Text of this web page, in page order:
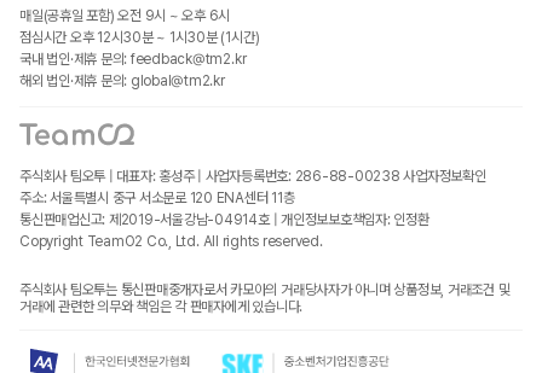
매일(공휴일 포함) 오전 9시 ~ 오후 6시
점심시간 오후 12시30분 ~ 1시30분 (1시간)
국내 법인·제휴 문의: feedback@tm2.kr
해외 법인·제휴 문의: global@tm2.kr
주식회사 팀오투 | 대표자: 홍성주 | 사업자등록번호: 286-88-00238 사업자정보확인
주소: 서울특별시 중구 서소문로 120 ENA센터 11층
통신판매업신고: 제2019-서울강남-04914호 | 개인정보보호책임자: 인정환
Copyright TeamO2 Co., Ltd. All rights reserved.
주식회사 팀오투는 통신판매중개자로서 카모아의 거래당사자가 아니며 상품정보, 거래조건 및
거래에 관련한 의무와 책임은 각 판매자에게 있습니다.